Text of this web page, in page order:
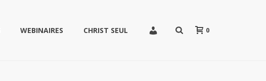
WEBINAIRES CHRIST SEUL 0